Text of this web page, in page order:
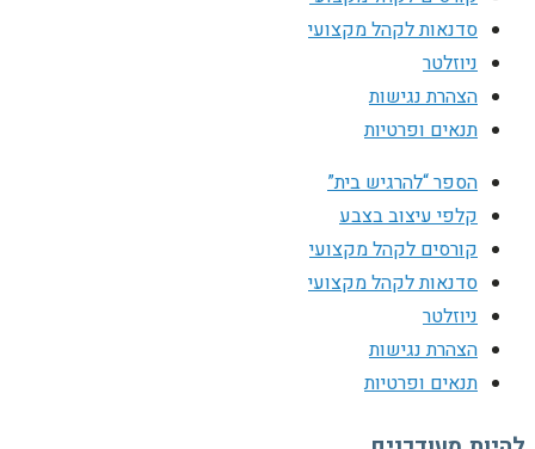
סדנאות לקהל מקצועי
ניוזלטר
הצהרת נגישות
תנאים ופרטיות
הספר “להרגיש בית”
קלפי עיצוב בצבע
קורסים לקהל מקצועי
סדנאות לקהל מקצועי
ניוזלטר
הצהרת נגישות
תנאים ופרטיות